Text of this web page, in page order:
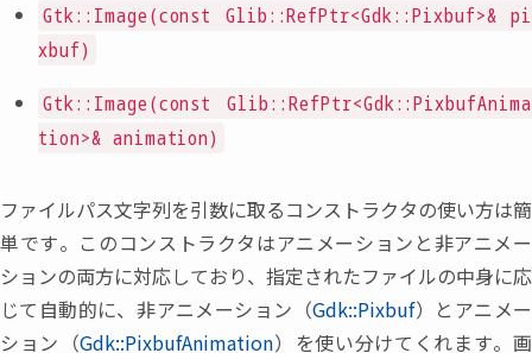
Gtk::Image(const Glib::RefPtr<Gdk::Pixbuf>& pi
xbuf)
Gtk::Image(const Glib::RefPtr<Gdk::PixbufAnima
tion>& animation)
ファイルパス文字列を引数に取るコンストラクタの使い方は簡
単です。このコンストラクタはアニメーションと非アニメー
ションの両方に対応しており、 指定されたファイルの中身に応
じて自動的に、 非アニメーション （Gdk::Pixbuf） とアニメー
ション （Gdk::PixbufAnimation）
を使い分けてくれます。画